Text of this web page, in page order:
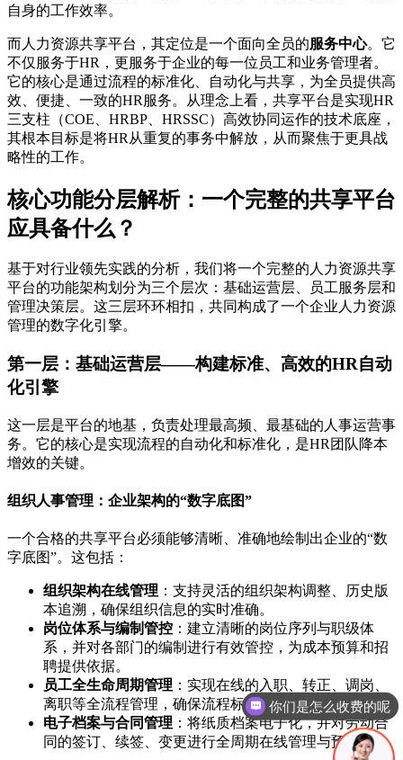
自身的工作效率。
而人力资源共享平台，其定位是一个面向全员的服务中心。它
不仅服务于HR，更服务于企业的每一位员工和业务管理者。
它的核心是通过流程的标准化、自动化与共享，为全员提供高
效、便捷、一致的HR服务。从理念上看，共享平台是实现HR
三支柱（COE、HRBP、HRSSC）高效协同运作的技术底座，
其根本目标是将HR从重复的事务中解放，从而聚焦于更具战
略性的工作。
核心功能分层解析：一个完整的共享平台
应具备什么？
基于对行业领先实践的分析，我们将一个完整的人力资源共享
平台的功能架构划分为三个层次：基础运营层、员工服务层和
管理决策层。这三层环环相扣，共同构成了一个企业人力资源
管理的数字化引擎。
第一层：基础运营层——构建标准、高效的HR自动
化引擎
这一层是平台的地基，负责处理最高频、最基础的人事运营事
务。它的核心是实现流程的自动化和标准化，是HR团队降本
增效的关键。
组织人事管理：企业架构的“数字底图”
一个合格的共享平台必须能够清晰、准确地绘制出企业的“数
字底图”。这包括：
组织架构在线管理 ：支持灵活的组织架构调整、历史版
本追溯，确保组织信息的实时准确。
岗位体系与编制管控 ：建立清晰的岗位序列与职级体
系，并对各部门的编制进行有效管控，为成本预算和招
聘提供依据。
员工全生命周期管理 ：实现在线的入职、转正、调岗、
离职等全流程管理，确保流程标准、交接清晰。
电子档案与合同管理 ：将纸质档案电子化，并对劳动合
同的签订、续签、变更进行全周期在线管理与预警。
你们是怎么收费的呢
现在有优惠活动吗